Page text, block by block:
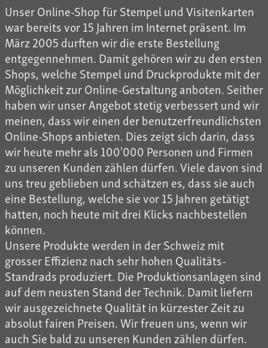
Unser Online-Shop für Stempel und Visitenkarten
war bereits vor 15 Jahren im Internet präsent. Im
März 2005 durften wir die erste Bestellung
entgegennehmen. Damit gehören wir zu den ersten
Shops, welche Stempel und Druckprodukte mit der
Möglichkeit zur Online-Gestaltung anboten. Seither
haben wir unser Angebot stetig verbessert und wir
meinen, dass wir einen der benutzerfreundlichsten
Online-Shops anbieten. Dies zeigt sich darin, dass
wir heute mehr als 100'000 Personen und Firmen
zu unseren Kunden zählen dürfen. Viele davon sind
uns treu geblieben und schätzen es, dass sie auch
eine Bestellung, welche sie vor 15 Jahren getätigt
hatten, noch heute mit drei Klicks nachbestellen
können.
Unsere Produkte werden in der Schweiz mit
grosser Effizienz nach sehr hohen Qualitäts-
Standrads produziert. Die Produktionsanlagen sind
auf dem neusten Stand der Technik. Damit liefern
wir ausgezeichnete Qualität in kürzester Zeit zu
absolut fairen Preisen. Wir freuen uns, wenn wir
auch Sie bald zu unseren Kunden zählen dürfen.